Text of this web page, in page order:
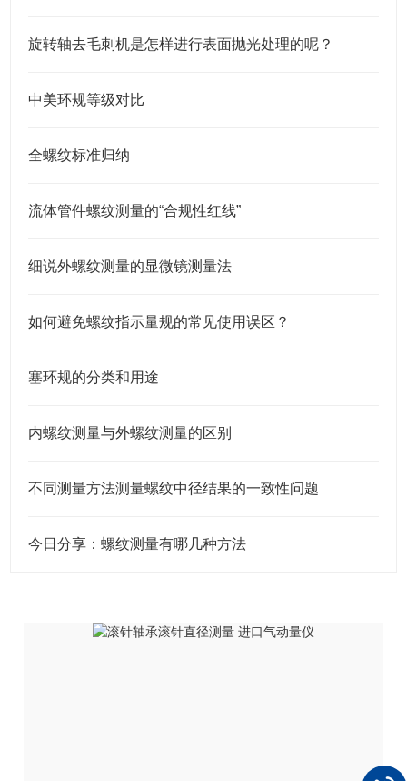
旋转轴去毛刺机是怎样进行表面抛光处理的呢？
中美环规等级对比
全螺纹标准归纳
流体管件螺纹测量的“合规性红线”
细说外螺纹测量的显微镜测量法
如何避免螺纹指示量规的常见使用误区？
塞环规的分类和用途
内螺纹测量与外螺纹测量的区别
不同测量方法测量螺纹中径结果的一致性问题
今日分享：螺纹测量有哪几种方法